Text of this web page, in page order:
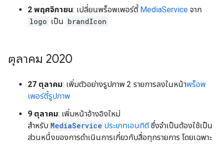
2 พฤศจิกายน: เปลี่ยนพร็อพเพอร์ตี้ MediaService จาก
logo เป็น brandIcon
ตุลาคม 2020
27 ตุลาคม: เพิ่มตัวอย่างรูปภาพ 2 รายการลงในหน้าพร็อพ
เพอร์ตี้รูปภาพ
9 ตุลาคม: เพิ่มหน้าอ้างอิงใหม่
สำหรับ MediaService ประเภทเอนทิตีซึ่งจำเป็นต้องใช้เป็น
ส่วนหนึ่งของการดำเนินการเกี่ยวกับสื่อทุกรายการ โดยเฉพาะ